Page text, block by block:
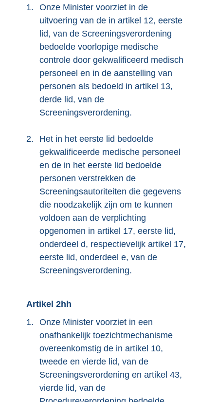
1.
Onze Minister voorziet in de
uitvoering van de in artikel 12, eerste
lid, van de Screeningsverordening
bedoelde voorlopige medische
controle door gekwalificeerd medisch
personeel en in de aanstelling van
personen als bedoeld in artikel 13,
derde lid, van de
Screeningsverordening.
2.
Het in het eerste lid bedoelde
gekwalificeerde medische personeel
en de in het eerste lid bedoelde
personen verstrekken de
Screeningsautoriteiten die gegevens
die noodzakelijk zijn om te kunnen
voldoen aan de verplichting
opgenomen in artikel 17, eerste lid,
onderdeel d, respectievelijk artikel 17,
eerste lid, onderdeel e, van de
Screeningsverordening.
Artikel 2hh
1.
Onze Minister voorziet in een
onafhankelijk toezichtmechanisme
overeenkomstig de in artikel 10,
tweede en vierde lid, van de
Screeningsverordening en artikel 43,
vierde lid, van de